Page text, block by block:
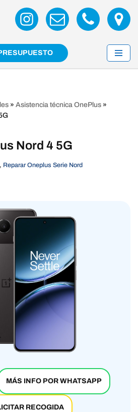
» Asistencia técnica OnePlus »
Nord 4 5G
, Reparar Oneplus Serie Nord
MÁS INFO POR WHATSAPP
RECOGIDA